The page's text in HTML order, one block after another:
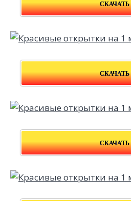
СКАЧАТЬ
СКАЧАТЬ
СКАЧАТЬ